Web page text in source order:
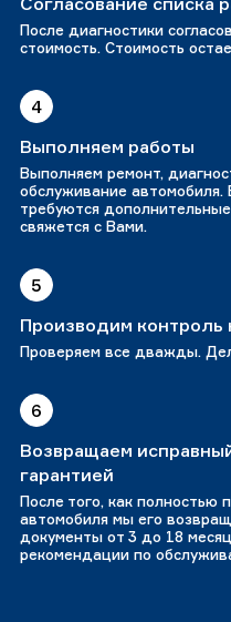
После диагностики
стоимость. Стоимость
4
Выполняем работы
Выполняем ремонт,
обслуживание автомобиля.
требуются
свяжется с Вами.
5
Производим контроль
Проверяем все дважды.
6
Возвращаем
гарантией
После того, как полностью
автомобиля мы его
документы от 3 до 18
рекомендации по